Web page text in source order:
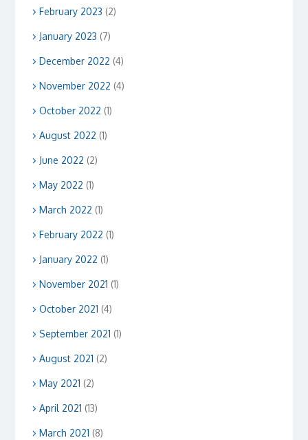
February 2023 (2)
January 2023 (7)
December 2022 (4)
November 2022 (4)
October 2022 (1)
August 2022 (1)
June 2022 (2)
May 2022 (1)
March 2022 (1)
February 2022 (1)
January 2022 (1)
November 2021 (1)
October 2021 (4)
September 2021 (1)
August 2021 (2)
May 2021 (2)
April 2021 (13)
March 2021 (8)